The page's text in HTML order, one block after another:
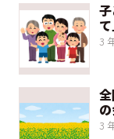
て
3
3